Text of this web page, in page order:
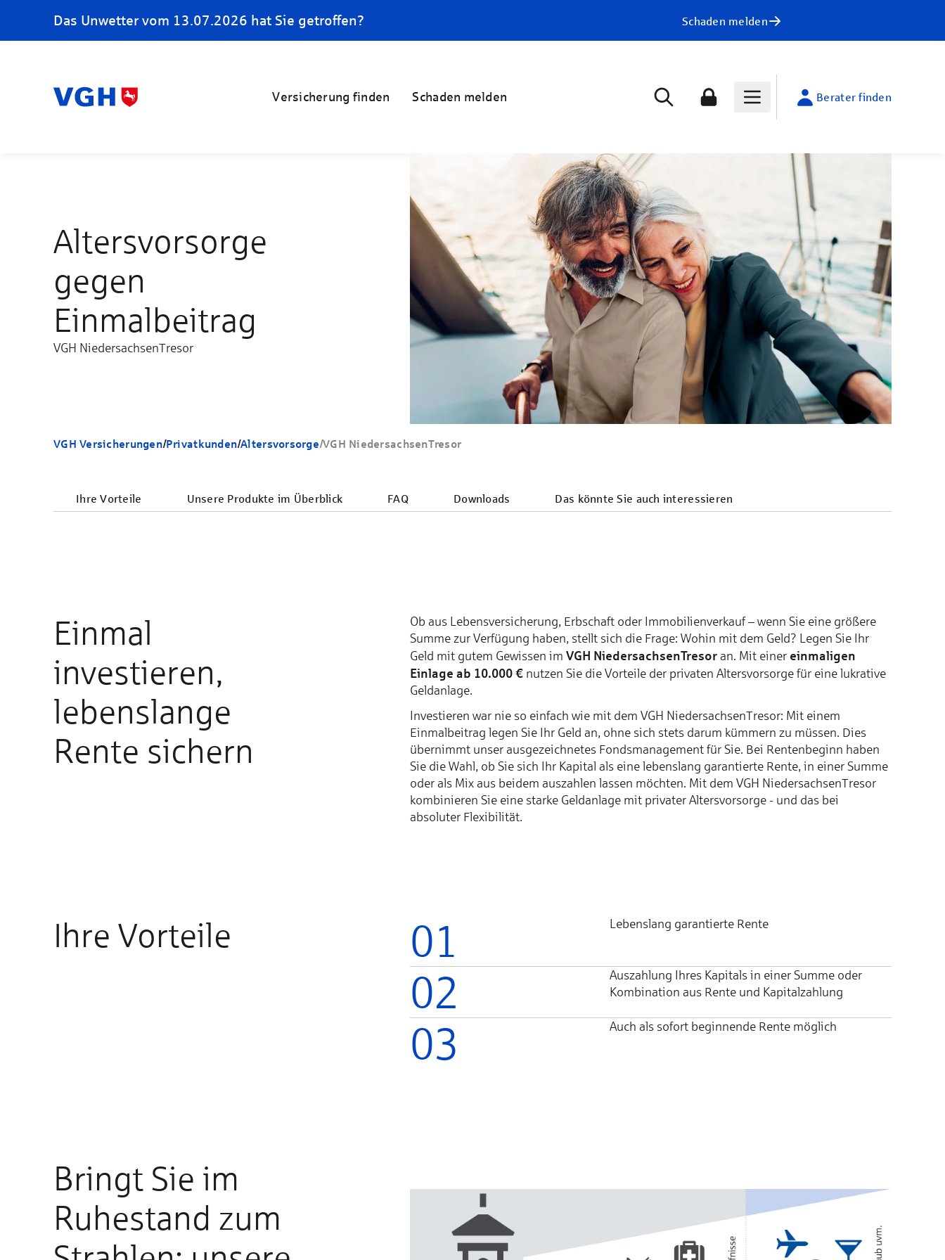
Das Unwetter vom 13.07.2026 hat Sie getroffen? Schaden melden
Versicherung finden Schaden melden Berater finden
Altersvorsorge
gegen
Einmalbeitrag
VGH NiedersachsenTresor
VGH Versicherungen/Privatkunden/Altersvorsorge/VGH NiedersachsenTresor
Ihre Vorteile Unsere Produkte im Überblick FAQ Downloads Das könnte Sie auch interessieren
Einmal
investieren,
lebenslange
Rente sichern
Ob aus Lebensversicherung, Erbschaft oder Immobilienverkauf – wenn Sie eine größere
Summe zur Verfügung haben, stellt sich die Frage: Wohin mit dem Geld? Legen Sie Ihr
Geld mit gutem Gewissen im VGH NiedersachsenTresoran. Mit einer einmaligen
Einlage ab 10.000 €nutzen Sie die Vorteile der privaten Altersvorsorge für eine lukrative
Geldanlage.
Investieren war nie so einfach wie mit dem VGH NiedersachsenTresor: Mit einem
Einmalbeitrag legen Sie Ihr Geld an, ohne sich stets darum kümmern zu müssen. Dies
übernimmt unser ausgezeichnetes Fondsmanagement für Sie. Bei Rentenbeginn haben
Sie die Wahl, ob Sie sich Ihr Kapital als eine lebenslang garantierte Rente, in einer Summe
oder als Mix aus beidem auszahlen lassen möchten. Mit dem VGH NiedersachsenTresor
kombinieren Sie eine starke Geldanlage mit privater Altersvorsorge - und das bei
absoluter Flexibilität.
Ihre Vorteile 01 Lebens­lang garan­tierte Rente
02
Aus­zahlung Ihres Kapitals in einer Sum­me oder
Kombi­nation aus Rente und Kapitalzahlung
03 Auch als sofort beginn­ende Rente mög­lich
Bringt Sie im
Ruhestand zum